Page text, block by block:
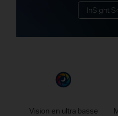
InSight
Vision en ultra basse